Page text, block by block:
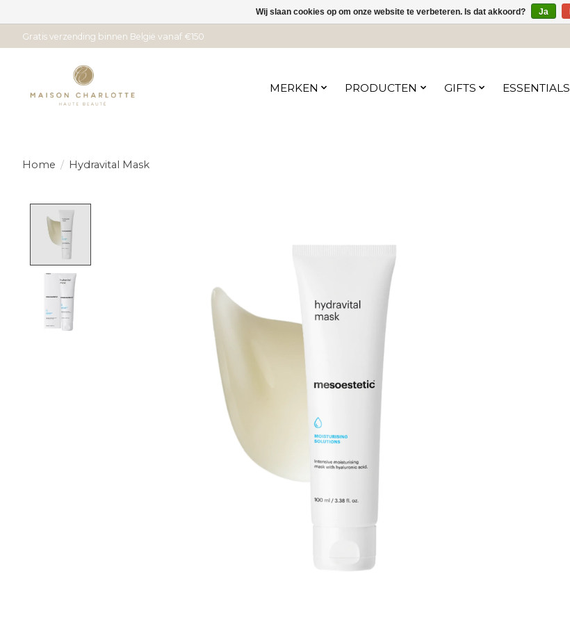
Gratis verzending binnen België vanaf €150
MERKEN PRODUCTEN GIFTS ESSENTIALS
Home / Hydravital Mask
Wij slaan cookies op om onze website te verbeteren. Is dat akkoord? Ja